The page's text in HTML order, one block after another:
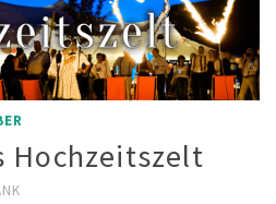
Hochzeitszelt